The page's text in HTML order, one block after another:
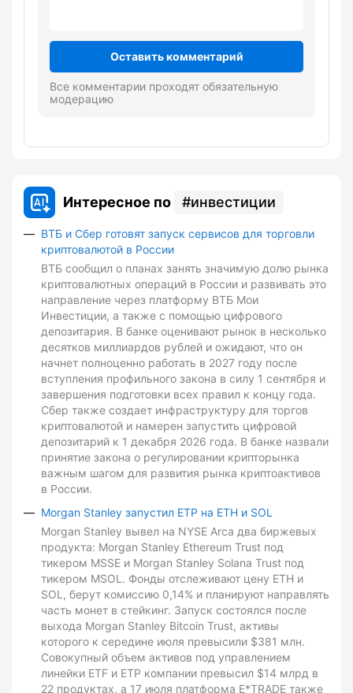
Оставить комментарий
Все комментарии проходят обязательную
модерацию
Интересное по инвестиции
ВТБ и Сбер готовят запуск сервисов для торговли
криптовалютой в России
ВТБ сообщил о планах занять значимую долю рынка
криптовалютных операций в России и развивать это
направление через платформу ВТБ Мои
Инвестиции, а также с помощью цифрового
депозитария. В банке оценивают рынок в несколько
десятков миллиардов рублей и ожидают, что он
начнет полноценно работать в 2027 году после
вступления профильного закона в силу 1 сентября и
завершения подготовки всех правил к концу года.
Сбер также создает инфраструктуру для торгов
криптовалютой и намерен запустить цифровой
депозитарий к 1 декабря 2026 года. В банке назвали
принятие закона о регулировании крипторынка
важным шагом для развития рынка криптоактивов
в России.
Morgan Stanley запустил ETP на ETH и SOL
Morgan Stanley вывел на NYSE Arca два биржевых
продукта: Morgan Stanley Ethereum Trust под
тикером MSSE и Morgan Stanley Solana Trust под
тикером MSOL. Фонды отслеживают цену ETH и
SOL, берут комиссию 0,14% и планируют направлять
часть монет в стейкинг. Запуск состоялся после
выхода Morgan Stanley Bitcoin Trust, активы
которого к середине июля превысили $381 млн.
Совокупный объем активов под управлением
линейки ETF и ETP компании превысил $14 млрд в
22 продуктах, а 17 июля платформа E*TRADE также